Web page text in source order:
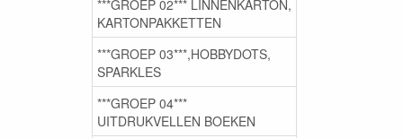
***GROEP 02*** LINNENKARTON,
KARTONPAKKETTEN
***GROEP 03***,HOBBYDOTS,
SPARKLES
***GROEP 04***
UITDRUKVELLEN BOEKEN